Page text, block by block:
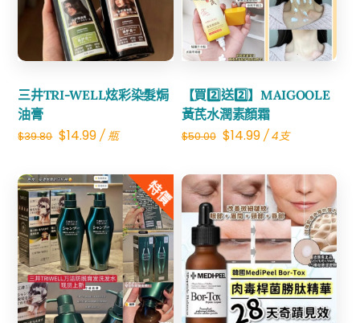
三井TRI-WELL炫彩染髮焗
油膏
$39.80 Original
was:
$39.80.
$14.99Current
is:
$14.99.
/ 瓶
Share
【買2️⃣送2️⃣】MAIGOOLE
黃芪水潤素顏霜
$50.00 Original
was:
$50.00.
$14.99Current
is:
$14.99.
/ 4支
Share
特價
Share Share